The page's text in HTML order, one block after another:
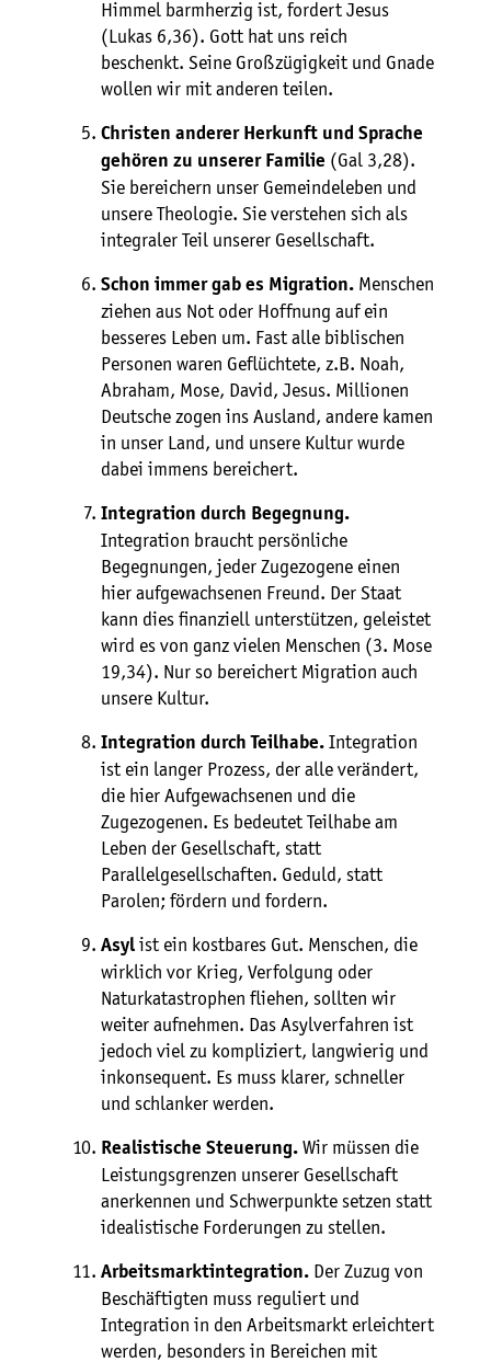
Himmel barmherzig ist, fordert Jesus
(Lukas 6,36). Gott hat uns reich
beschenkt. Seine Großzügigkeit und Gnade
wollen wir mit anderen teilen.
Christen anderer Herkunft und Sprache
gehören zu unserer Familie (Gal 3,28).
Sie bereichern unser Gemeindeleben und
unsere Theologie. Sie verstehen sich als
integraler Teil unserer Gesellschaft.
Schon immer gab es Migration. Menschen
ziehen aus Not oder Hoffnung auf ein
besseres Leben um. Fast alle biblischen
Personen waren Geflüchtete, z.B. Noah,
Abraham, Mose, David, Jesus. Millionen
Deutsche zogen ins Ausland, andere kamen
in unser Land, und unsere Kultur wurde
dabei immens bereichert.
Integration durch Begegnung.
Integration braucht persönliche
Begegnungen, jeder Zugezogene einen
hier aufgewachsenen Freund. Der Staat
kann dies finanziell unterstützen, geleistet
wird es von ganz vielen Menschen (3. Mose
19,34). Nur so bereichert Migration auch
unsere Kultur.
Integration durch Teilhabe. Integration
ist ein langer Prozess, der alle verändert,
die hier Aufgewachsenen und die
Zugezogenen. Es bedeutet Teilhabe am
Leben der Gesellschaft, statt
Parallelgesellschaften. Geduld, statt
Parolen; fördern und fordern.
Asylist ein kostbares Gut. Menschen, die
wirklich vor Krieg, Verfolgung oder
Naturkatastrophen fliehen, sollten wir
weiter aufnehmen. Das Asylverfahren ist
jedoch viel zu kompliziert, langwierig und
inkonsequent. Es muss klarer, schneller
und schlanker werden.
Realistische Steuerung. Wir müssen die
Leistungsgrenzen unserer Gesellschaft
anerkennen und Schwerpunkte setzen statt
idealistische Forderungen zu stellen.
Arbeitsmarktintegration. Der Zuzug von
Beschäftigten muss reguliert und
Integration in den Arbeitsmarkt erleichtert
werden, besonders in Bereichen mit